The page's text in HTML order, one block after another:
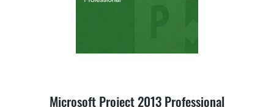
Microsoft Project 2013 Professional